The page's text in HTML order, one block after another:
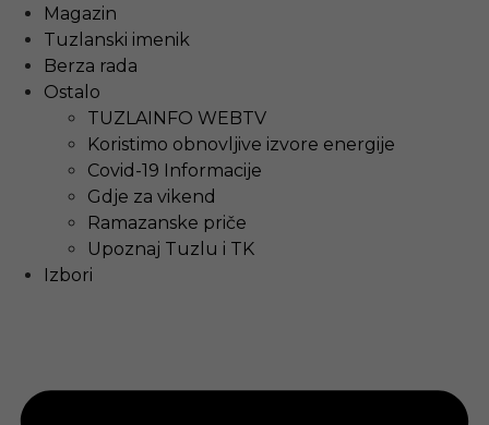
Magazin
Tuzlanski imenik
Berza rada
Ostalo
TUZLAINFO WEBTV
Koristimo obnovljive izvore energije
Covid-19 Informacije
Gdje za vikend
Ramazanske priče
Upoznaj Tuzlu i TK
Izbori